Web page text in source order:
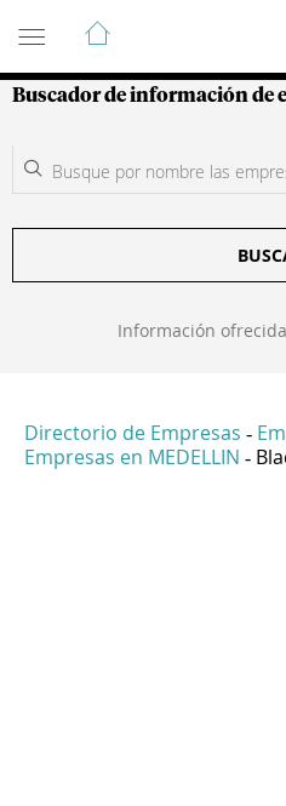
Guía de Empresas
Buscador de información de
Información
Directorio de Empresas -
Empresas en MEDELLIN -